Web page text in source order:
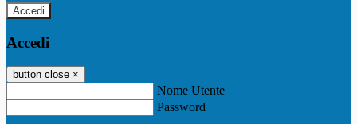
Accedi
Accedi
button close ×
Nome Utente
Password